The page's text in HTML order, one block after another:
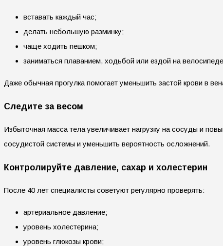
вставать каждый час;
делать небольшую разминку;
чаще ходить пешком;
заниматься плаванием, ходьбой или ездой на
Даже обычная прогулка помогает уменьшить застой крови в
Следите за весом
Избыточная масса тела увеличивает нагрузку на сосуды и
сосудистой системы и уменьшить вероятность осложнений.
Контролируйте давление, сахар и холестерин
После 40 лет специалисты советуют регулярно проверять:
артериальное давление;
уровень холестерина;
уровень глюкозы крови;